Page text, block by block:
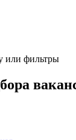
или фильтры